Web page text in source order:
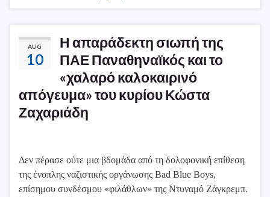
AUG
10
Η απαράδεκτη σιωπή της
ΠΑΕ Παναθηναϊκός και το
«χαλαρό καλοκαιρινό
απόγευμα» του κυρίου Κώστα
Ζαχαριάδη
Δεν πέρασε ούτε μια βδομάδα από τη δολοφονική επίθεση
της ένοπλης ναζιστικής οργάνωσης Bad Blue Boys,
επίσημου συνδέσμου «φιλάθλων» της Ντυναμό Ζάγκρεμπ.